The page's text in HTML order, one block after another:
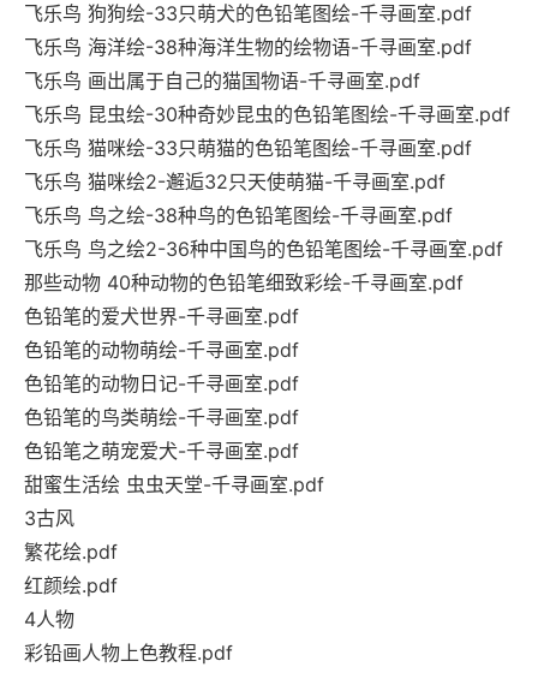
飞乐鸟 狗狗绘-33只萌犬的色铅笔图绘-千寻画室.pdf
飞乐鸟 海洋绘-38种海洋生物的绘物语-千寻画室.pdf
飞乐鸟 画出属于自己的猫国物语-千寻画室.pdf
飞乐鸟 昆虫绘-30种奇妙昆虫的色铅笔图绘-千寻画室.pdf
飞乐鸟 猫咪绘-33只萌猫的色铅笔图绘-千寻画室.pdf
飞乐鸟 猫咪绘2-邂逅32只天使萌猫-千寻画室.pdf
飞乐鸟 鸟之绘-38种鸟的色铅笔图绘-千寻画室.pdf
飞乐鸟 鸟之绘2-36种中国鸟的色铅笔图绘-千寻画室.pdf
那些动物 40种动物的色铅笔细致彩绘-千寻画室.pdf
色铅笔的爱犬世界-千寻画室.pdf
色铅笔的动物萌绘-千寻画室.pdf
色铅笔的动物日记-千寻画室.pdf
色铅笔的鸟类萌绘-千寻画室.pdf
色铅笔之萌宠爱犬-千寻画室.pdf
甜蜜生活绘 虫虫天堂-千寻画室.pdf
3古风
繁花绘.pdf
红颜绘.pdf
4人物
彩铅画人物上色教程.pdf